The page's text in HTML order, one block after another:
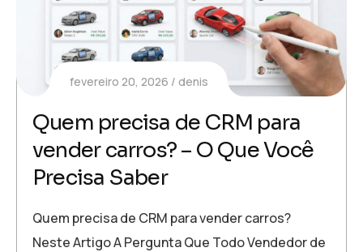
fevereiro 20, 2026 denis
Quem precisa de CRM para
vender carros? – O Que Você
Precisa Saber
Quem precisa de CRM para vender carros?
Neste Artigo A Pergunta Que Todo Vendedor de